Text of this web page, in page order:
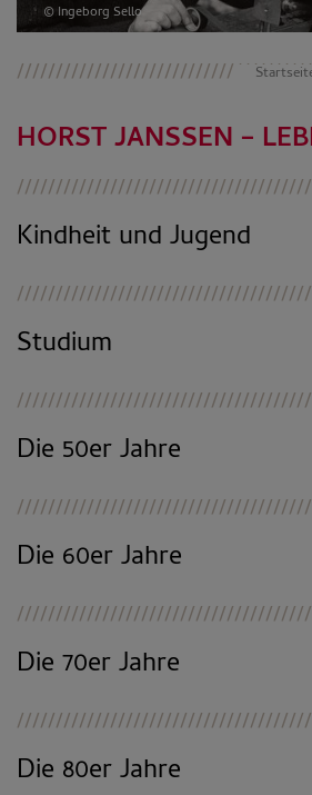
© Ingeborg Sello
HORST JANSSEN –
Kindheit und Jugend
Studium
Die 50er Jahre
Die 60er Jahre
Die 70er Jahre
Die 80er Jahre